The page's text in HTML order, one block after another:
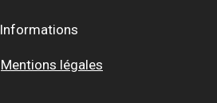
Informations
Mentions légales